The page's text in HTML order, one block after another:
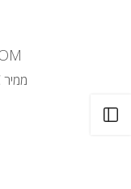
ממיר DAC משולב עם כבל אודיו